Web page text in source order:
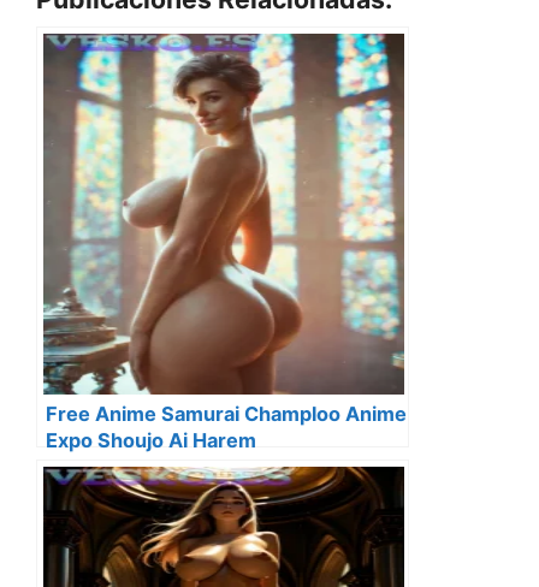
Free Anime Samurai Champloo Anime
Expo Shoujo Ai Harem